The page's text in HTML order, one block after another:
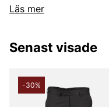
Läs mer
LEE
Björn Borg
Replay
Oscar Jacobson
Senast visade
-30%